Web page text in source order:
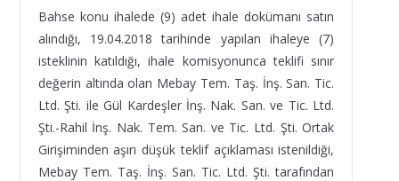
Bahse konu ihalede (9) adet ihale dokümanı satın
alındığı, 19.04.2018 tarihinde yapılan ihaleye (7)
isteklinin katıldığı, ihale komisyonunca teklifi sınır
değerin altında olan Mebay Tem. Taş. İnş. San. Tic.
Ltd. Şti. ile Gül Kardeşler İnş. Nak. San. ve Tic. Ltd.
Şti.-Rahil İnş. Nak. Tem. San. ve Tic. Ltd. Şti. Ortak
Girişiminden aşırı düşük teklif açıklaması istenildiği,
Mebay Tem. Taş. İnş. San. Tic. Ltd. Şti. tarafından